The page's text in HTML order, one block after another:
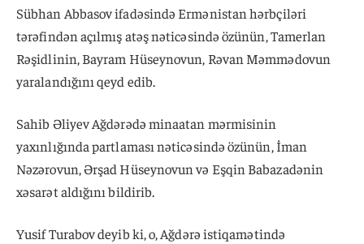
Sübhan Abbasov ifadəsində Ermənistan hərbçiləri
tərəfindən açılmış atəş nəticəsində özünün, Tamerlan
Rəşidlinin, Bayram Hüseynovun, Rəvan Məmmədovun
yaralandığını qeyd edib.
Sahib Əliyev Ağdərədə minaatan mərmisinin
yaxınlığında partlaması nəticəsində özünün, İman
Nəzərovun, Ərşad Hüseynovun və Eşqin Babazadənin
xəsarət aldığını bildirib.
Yusif Turabov deyib ki, o, Ağdərə istiqamətində